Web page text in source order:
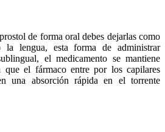
de forma oral debes dejarlas como
lengua, esta forma de administrar
el medicamento se mantiene
que el fármaco entre por los capilares
una absorción rápida en el torrente